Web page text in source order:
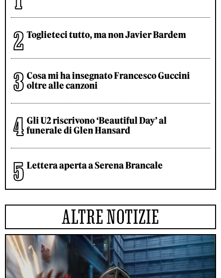
Toglieteci tutto, ma non Javier Bardem
Cosa mi ha insegnato Francesco Guccini
oltre alle canzoni
Gli U2 riscrivono ‘Beautiful Day’ al
funerale di Glen Hansard
Lettera aperta a Serena Brancale
ALTRE NOTIZIE